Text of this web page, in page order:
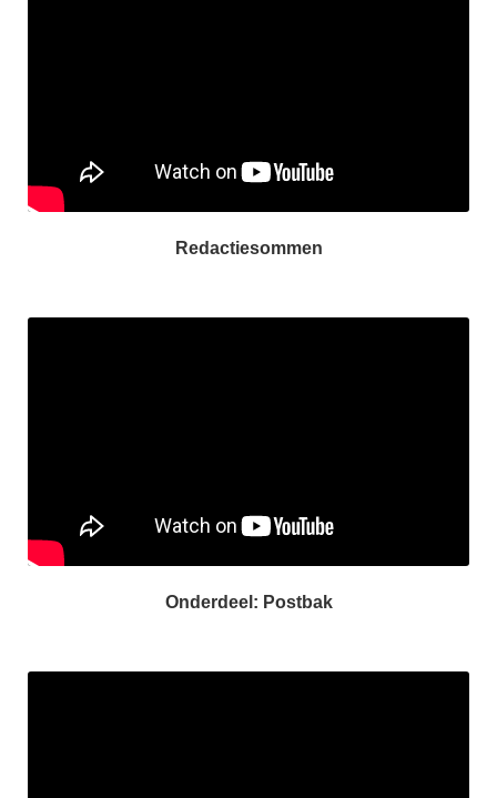
Redactiesommen
Onderdeel: Postbak